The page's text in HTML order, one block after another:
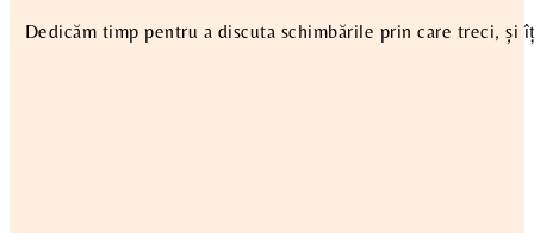
Dedicăm timp pentru a discuta schimbările prin care treci,